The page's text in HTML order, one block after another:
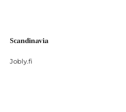
Scandinavia
Jobly.fi